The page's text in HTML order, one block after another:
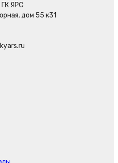
ГК ЯРС
дом 55 к31